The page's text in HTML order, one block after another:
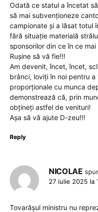
Odată ce statul a încetat
să mai subvenționeze
campionate și a lăsat totul
fără situație materială
sponsorilor din ce în ce
Rușine să vă fie!!!
Am devenit, încet, încet,
brânci, loviți în noi pentru
proporționale cu munca
demonstrează că, prin
obțineți astfel de venituri!
Așa să vă ajute D-zeu!!!
Reply
NICOLAE
27 iulie 2025 la
Tovarășul ministru nu